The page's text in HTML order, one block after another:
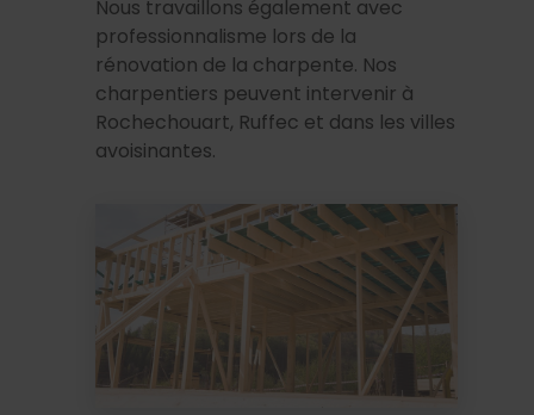
Nous travaillons également avec
professionnalisme lors de la
rénovation de la charpente. Nos
charpentiers peuvent intervenir à
Rochechouart, Ruffec et dans les villes
avoisinantes.